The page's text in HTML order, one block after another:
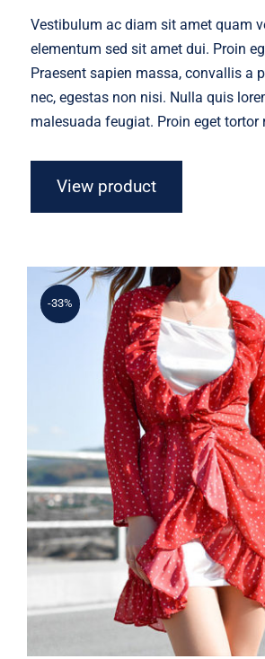
Vestibulum ac diam sit amet quam
elementum sed sit amet dui. Proin
Praesent sapien massa, convallis a
nec, egestas non nisi. Nulla quis
malesuada feugiat. Proin eget tortor
View product
-33%
Spring Dotted